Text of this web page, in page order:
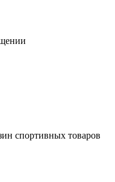
спортивных товаров